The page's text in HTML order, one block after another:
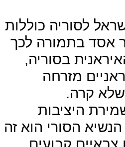
לסוריה כוללות
אסד בתמורה לכך
בסוריה,
מזרחה
קרה.
היציבות
הסורי הוא זה
קבועים